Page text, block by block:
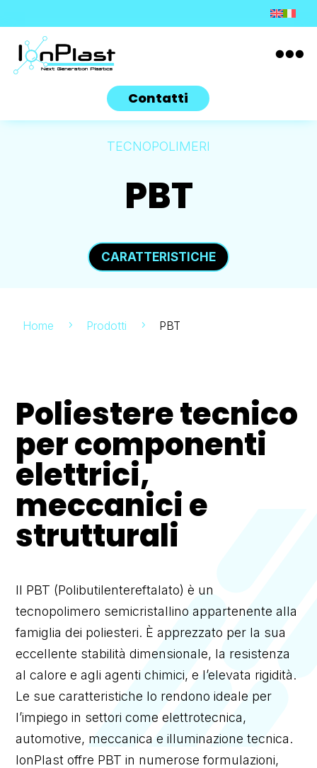

Contatti
TECNOPOLIMERI
PBT
CARATTERISTICHE
Home 5 Prodotti 5 PBT
Poliestere tecnico
per componenti
elettrici,
meccanici e
strutturali
Il PBT (Polibutilentereftalato) è un
tecnopolimero semicristallino appartenente alla
famiglia dei poliesteri. È apprezzato per la sua
eccellente stabilità dimensionale, la resistenza
al calore e agli agenti chimici, e l’elevata rigidità.
Le sue caratteristiche lo rendono ideale per
l’impiego in settori come elettrotecnica,
automotive, meccanica e illuminazione tecnica.
IonPlast offre PBT in numerose formulazioni,